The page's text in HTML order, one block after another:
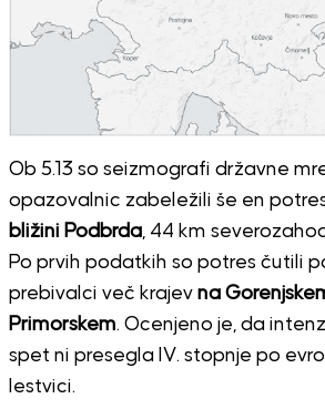
Ob 5.13 so seizmografi državne
opazovalnic zabeležili še en
bližini Podbrda, 44 km
Po prvih podatkih so potres čutili
prebivalci več krajev na
Primorskem. Ocenjeno je, da
spet ni presegla IV. stopnje po
lestvici.